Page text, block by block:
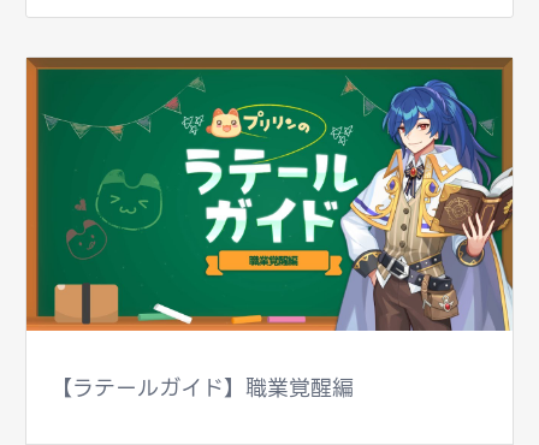
【ラテールガイド】職業覚醒編